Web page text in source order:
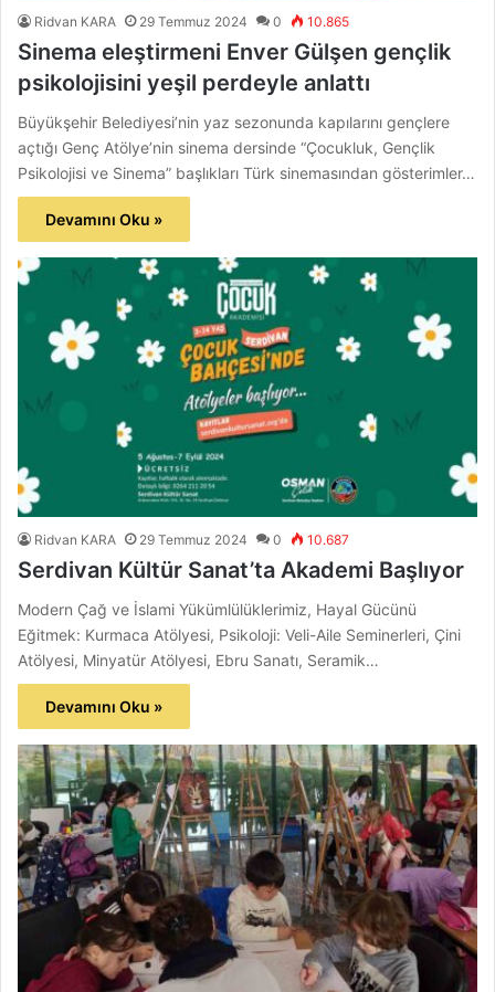
Ridvan KARA 29 Temmuz 2024 0 10.865
Sinema eleştirmeni Enver Gülşen gençlik
psikolojisini yeşil perdeyle anlattı
Büyükşehir Belediyesi’nin yaz sezonunda kapılarını gençlere
açtığı Genç Atölye’nin sinema dersinde “Çocukluk, Gençlik
Psikolojisi ve Sinema” başlıkları Türk sinemasından gösterimler…
Devamını Oku »
Ridvan KARA 29 Temmuz 2024 0 10.687
Serdivan Kültür Sanat’ta Akademi Başlıyor
Modern Çağ ve İslami Yükümlülüklerimiz, Hayal Gücünü
Eğitmek: Kurmaca Atölyesi, Psikoloji: Veli-Aile Seminerleri, Çini
Atölyesi, Minyatür Atölyesi, Ebru Sanatı, Seramik…
Devamını Oku »